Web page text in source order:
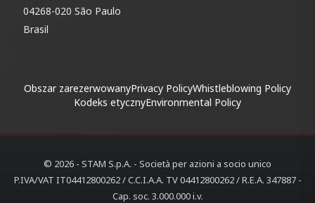
04268-020 São Paulo
Brasil
Obszar zarezerwowanyPrivacy PolicyWhistleblowing Policy
Kodeks etycznyEnvironmental Policy
© 2026 - STAM S.p.A. - Società per azioni a socio unico
P.IVA/VAT IT04412800262 / C.C.I.A.A. TV 04412800262 / R.E.A. 347887 -
Cap. soc. 3.000.000 i.v.